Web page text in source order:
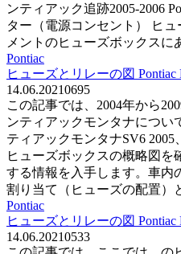
ンティアック追跡2005-2006
ター（電源コンセント） ヒ
メントのヒューズボックスに
Pontiac
ヒューズとリレーの図 Pontiac
14.06.20210695
この記事では、2004年から
ンティアックモンタナについ
ティアックモンタナSV6 2005
ヒューズボックスの概略図
する情報を入手します。車内
割り当て（ヒューズの配置）
Pontiac
ヒューズとリレーの図 Pontiac
14.06.20210533